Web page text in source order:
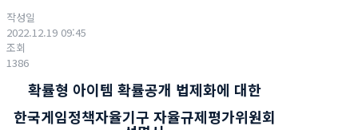
작성일
2022.12.19 09:45
조회
1386
확률형 아이템 확률공개 법제화에 대한
한국게임정책자율기구 자율규제평가위원회